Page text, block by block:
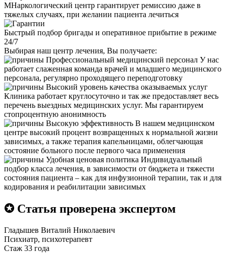
МНаркологический центр гарантирует ремиссию даже в
тяжелых случаях, при желании пациента лечиться
Быстрый подбор бригады и оперативное прибытие в режиме
24/7
Выбирая наш центр лечения, Вы получаете:
Профессиональный медицинский персонал У нас
работает слаженная команда врачей и младшего медицинского
персонала, регулярно проходящего переподготовку
Высокий уровень качества оказываемых услуг
Клиника работает круглосуточно и так же предоставляет весь
перечень выездных медицинских услуг. Мы гарантируем
стопроцентную анонимность
Высокую эффективность В нашем медицинском
центре высокий процент возвращенных к нормальной жизни
зависимых, а также терапия капельницами, облегчающая
состояние больного после первого часа применения
Удобная ценовая политика Индивидуальный
подбор класса лечения, в зависимости от бюджета и тяжести
состояния пациента – как для инфузионной терапии, так и для
кодирования и реабилитации зависимых
✪ Статья проверена экспертом
Гладышев Виталий Николаевич
Психиатр, психотерапевт
Стаж 33 года